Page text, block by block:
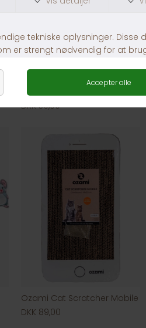
DKK 39,00
Ozami Cat Scratcher Mobile
DKK 89,00